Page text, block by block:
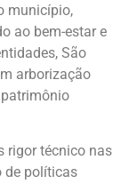
município,
ao bem-estar e
São
arborização
rigor técnico nas
de políticas